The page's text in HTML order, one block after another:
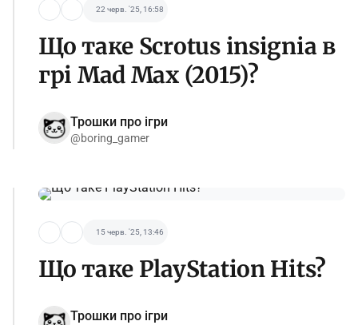
22 черв. '25, 16:58
Що таке Scrotus insignia в
грі Mad Max (2015)?
Трошки про ігри
@boring_gamer
15 черв. '25, 13:46
Що таке PlayStation Hits?
Трошки про ігри